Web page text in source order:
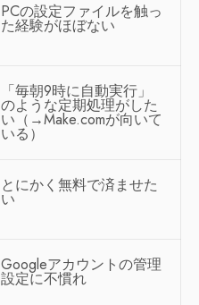
PCの設定ファイルを触っ
た経験がほぼない
「毎朝9時に自動実行」
のような定期処理がした
い（→Make.comが向いて
いる）
とにかく無料で済ませた
い
Googleアカウントの管理
設定に不慣れ